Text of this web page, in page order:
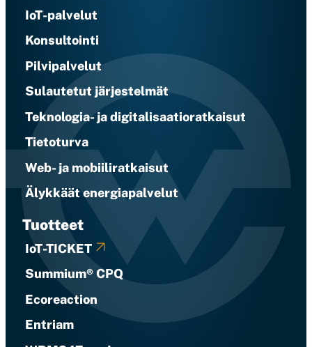
IoT-palvelut
Konsultointi
Pilvipalvelut
Sulautetut järjestelmät
Teknologia- ja digitalisaatioratkaisut
Tietoturva
Web- ja mobiiliratkaisut
Älykkäät energiapalvelut
Tuotteet
IoT-TICKET
Summium® CPQ
Ecoreaction
Entriam